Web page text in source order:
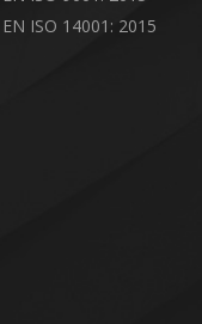
ISO 14001: 2015